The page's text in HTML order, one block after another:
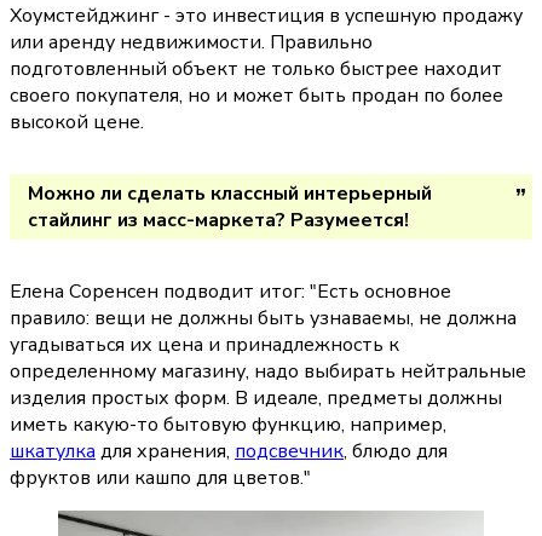
Хоумстейджинг - это инвестиция в успешную продажу
или аренду недвижимости. Правильно
подготовленный объект не только быстрее находит
своего покупателя, но и может быть продан по более
высокой цене.
Можно ли сделать классный интерьерный
стайлинг из масс-маркета? Разумеется!
Елена Соренсен подводит итог: "Есть основное
правило: вещи не должны быть узнаваемы, не должна
угадываться их цена и принадлежность к
определенному магазину, надо выбирать нейтральные
изделия простых форм. В идеале, предметы должны
шкатулка для хранения, подсвечник, блюдо для
фруктов или кашпо для цветов."